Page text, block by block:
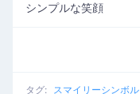
シンプルな笑顔
タグ: スマイリーシンボル